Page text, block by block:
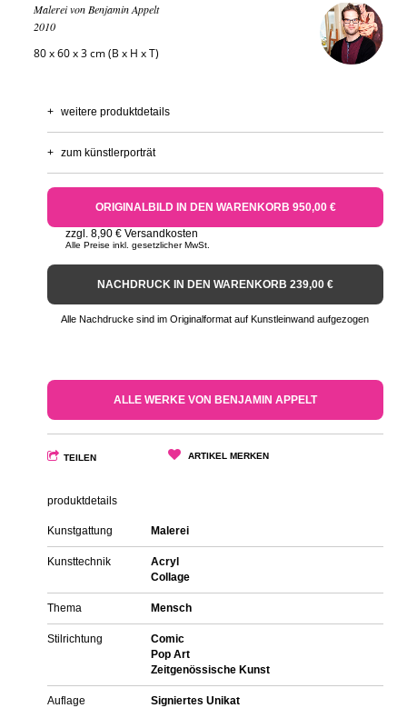
Malerei von Benjamin Appelt
2010
80 x 60 x 3 cm (B x H x T)
+ weitere produktdetails
+ zum künstlerporträt
ORIGINALBILD IN DEN WARENKORB 950,00 €
zzgl. 8,90 € Versandkosten
Alle Preise inkl. gesetzlicher MwSt.
NACHDRUCK IN DEN WARENKORB 239,00 €
Alle Nachdrucke sind im Originalformat auf Kunstleinwand aufgezogen
ALLE WERKE VON BENJAMIN APPELT
TEILEN ARTIKEL MERKEN
produktdetails
Kunstgattung Malerei
Kunsttechnik
Acryl
Collage
Thema Mensch
Stilrichtung
Comic
Pop Art
Zeitgenössische Kunst
Auflage Signiertes Unikat